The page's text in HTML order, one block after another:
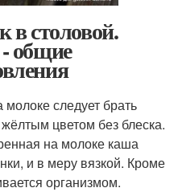
столовой.
общие
следует брать
цветом без блеска.
на молоке каша
и в меру вязкой. Кроме
организмом.